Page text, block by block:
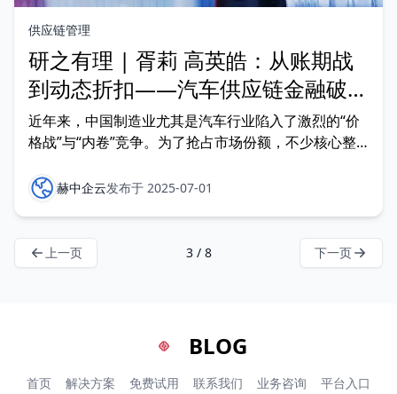
供应链管理
研之有理 | 胥莉 高英皓：从账期战
到动态折扣——汽车供应链金融破局
的深度思考
近年来，中国制造业尤其是汽车行业陷入了激烈的“价
格战”与“内卷”竞争。为了抢占市场份额，不少核心整
金，将其视为无息资金池以缓解自身压力。《中国产业
数字化与供应链金融发展白皮书2024》中显示，中小
赫中企云发布于 2025-07-01
上一页 3 / 8 下一页
BLOG
首页 解决方案 免费试用 联系我们 业务咨询 平台入口